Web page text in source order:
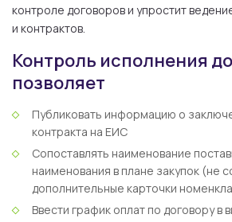
контроле договоров и упростит
и контрактов.
Контроль исполнения
позволяет
Публиковать информацию о
контракта на ЕИС
Сопоставлять наименование
наименования в плане закупок (не
дополнительные карточки
Ввести график оплат по договору в